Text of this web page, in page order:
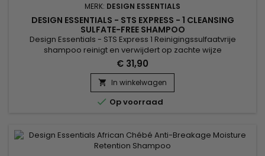
MERK: DESIGN ESSENTIALS
DESIGN ESSENTIALS - STS EXPRESS - 1 CLEANSING
SULFATE-FREE SHAMPOO
Design Essentials - STS Express 1 Reinigingssulfaatvrije
shampoo reinigt en verwijdert op zachte wijze
onzuiverheden van haar en hoofdhuid.&nbsp; Het is geschikt
voor alle haartypes en texturen ! Het beschermt gekleurd
haar, natuurlijke en fijne textuur.&nbsp; 473ml
€ 31,90
 In winkelwagen
 Op voorraad